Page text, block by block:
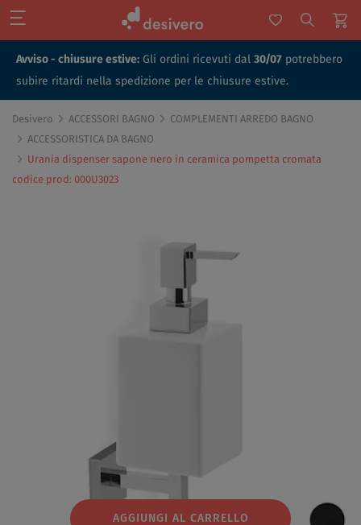
Avviso - chiusure estive: Gli ordini ricevuti dal 30/07 potrebbero
subire ritardi nella spedizione per le chiusure estive.
Desivero ACCESSORI BAGNO
COMPLEMENTI ARREDO BAGNO
ACCESSORISTICA DA BAGNO
Urania dispenser sapone nero in ceramica pompetta cromata
codice prod: 000U3023
AGGIUNGI AL CARRELLO